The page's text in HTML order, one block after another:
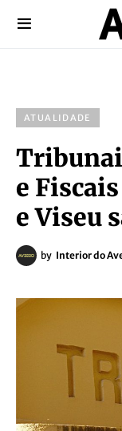
ATUALIDADE
e
e Viseu
by Interior do